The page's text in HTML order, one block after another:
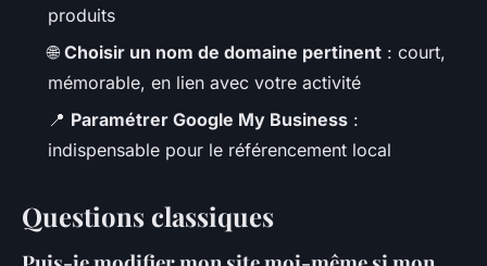
produits
🌐 Choisir un nom de domaine pertinent : court,
mémorable, en lien avec votre activité
📍 Paramétrer Google My Business :
indispensable pour le référencement local
Questions classiques